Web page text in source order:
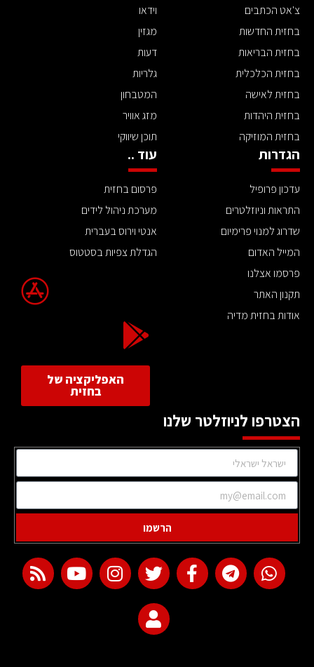
צ'אט הכתבים
בחזית החדשות
בחזית הבריאות
בחזית הכלכלית
בחזית לאישה
בחזית היהדות
בחזית המוזיקה
וידאו
מגזין
דעות
גלריות
המטבחון
מזג אוויר
תוכן שיווקי
הגדרות
עדכון פרופיל
התראות וניוזלטרים
שדרוג למנוי פרימיום
המייל האדום
פרסמו אצלנו
תקנון האתר
אודות בחזית מדיה
עוד ..
פרסום בחזית
מערכת ניהול לידים
אנטי וירוס בעברית
הגדלת צפיות בסטטוס
האפליקציה של
בחזית
הצטרפו לניוזלטר שלנו
הרשמו